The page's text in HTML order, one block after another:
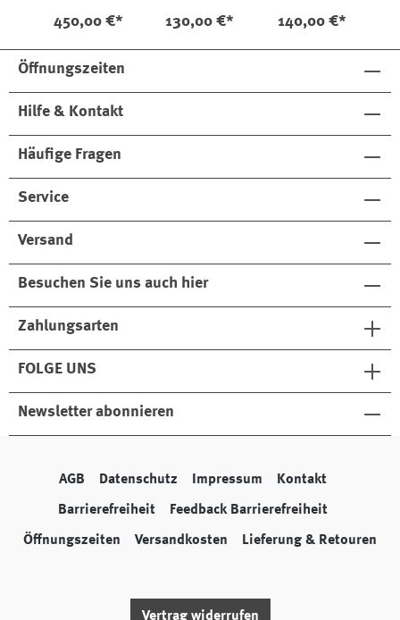
450,00 €* 130,00 €* 140,00 €*
Öffnungszeiten
Hilfe & Kontakt
Häufige Fragen
Service
Versand
Besuchen Sie uns auch hier
Zahlungsarten
FOLGE UNS
Newsletter abonnieren
AGB Datenschutz Impressum Kontakt
Barrierefreiheit Feedback Barrierefreiheit
Öffnungszeiten Versandkosten Lieferung & Retouren
Vertrag widerrufen